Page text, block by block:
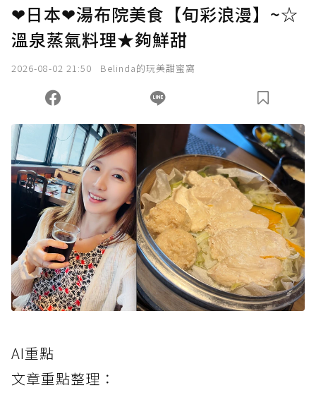
❤日本❤湯布院美食【旬彩浪漫】~☆
溫泉蒸氣料理★夠鮮甜
2026-08-02 21:50 Belinda的玩美甜蜜窩
AI重點
文章重點整理：